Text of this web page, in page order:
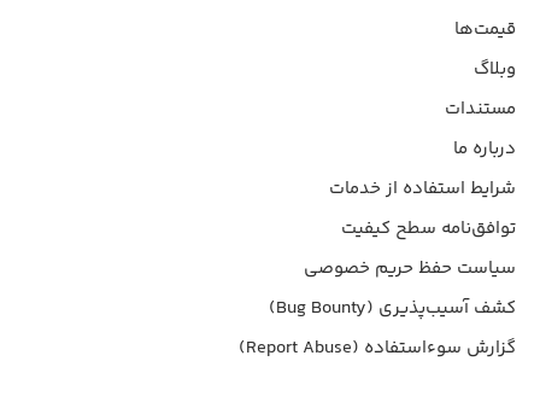
قیمت‌ها
وبلاگ
مستندات
درباره ما
شرایط استفاده از خدمات
توافق‌نامه سطح کیفیت
سیاست حفظ حریم خصوصی
کشف آسیب‌پذیری (Bug Bounty)
گزارش سوءاستفاده (Report Abuse)